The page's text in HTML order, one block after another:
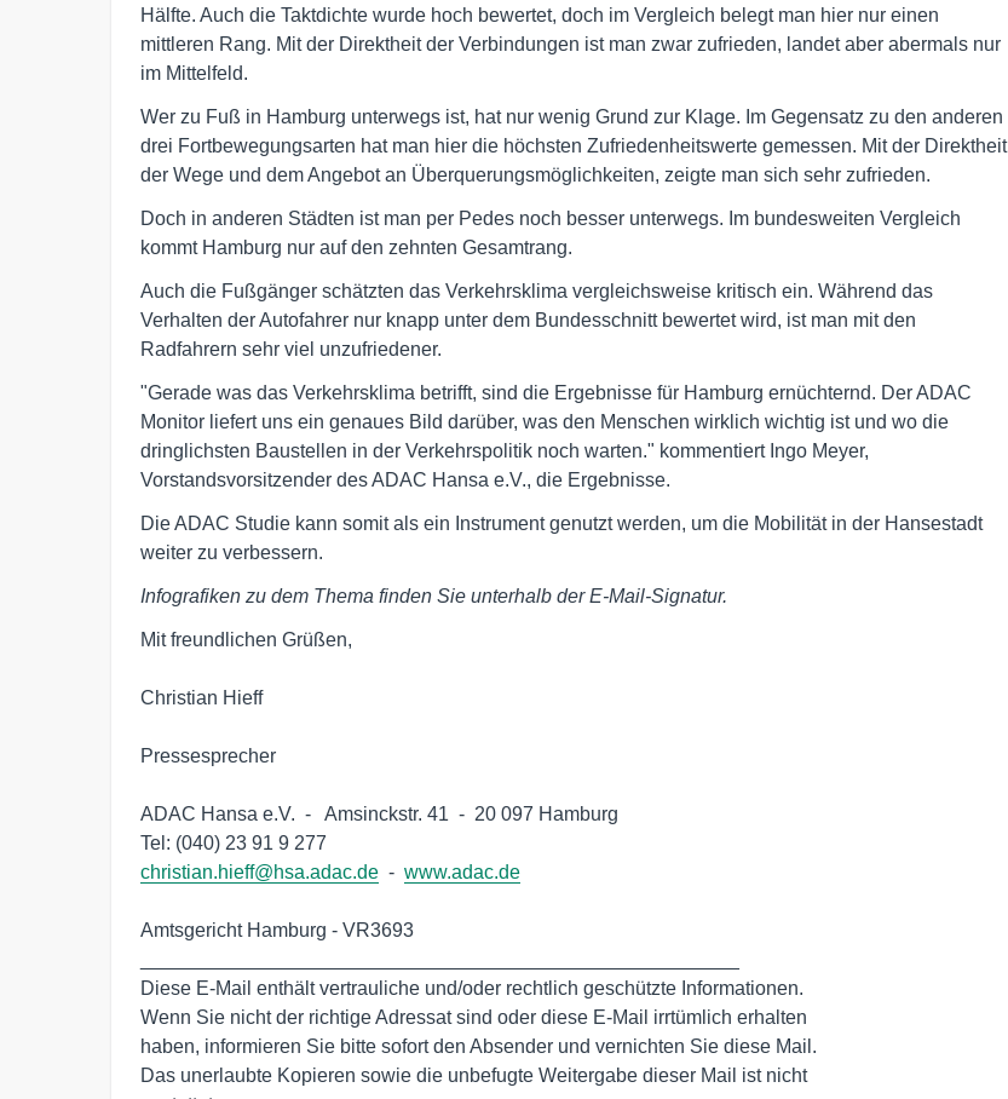
Hälfte. Auch die Taktdichte wurde hoch bewertet, doch im Vergleich belegt man hier nur einen
mittleren Rang. Mit der Direktheit der Verbindungen ist man zwar zufrieden, landet aber abermals nur
im Mittelfeld.
Wer zu Fuß in Hamburg unterwegs ist, hat nur wenig Grund zur Klage. Im Gegensatz zu den anderen
drei Fortbewegungsarten hat man hier die höchsten Zufriedenheitswerte gemessen. Mit der Direktheit
der Wege und dem Angebot an Überquerungsmöglichkeiten, zeigte man sich sehr zufrieden.
Doch in anderen Städten ist man per Pedes noch besser unterwegs. Im bundesweiten Vergleich
kommt Hamburg nur auf den zehnten Gesamtrang.
Auch die Fußgänger schätzten das Verkehrsklima vergleichsweise kritisch ein. Während das
Verhalten der Autofahrer nur knapp unter dem Bundesschnitt bewertet wird, ist man mit den
Radfahrern sehr viel unzufriedener.
"Gerade was das Verkehrsklima betrifft, sind die Ergebnisse für Hamburg ernüchternd. Der ADAC
Monitor liefert uns ein genaues Bild darüber, was den Menschen wirklich wichtig ist und wo die
dringlichsten Baustellen in der Verkehrspolitik noch warten." kommentiert Ingo Meyer,
Vorstandsvorsitzender des ADAC Hansa e.V., die Ergebnisse.
Die ADAC Studie kann somit als ein Instrument genutzt werden, um die Mobilität in der Hansestadt
weiter zu verbessern.
Infografiken zu dem Thema finden Sie unterhalb der E-Mail-Signatur.
Mit freundlichen Grüßen,
Christian Hieff
Pressesprecher
ADAC Hansa e.V.  -   Amsinckstr. 41  -  20 097 Hamburg
christian.hieff@hsa.adac.de
  -
www.adac.de
Amtsgericht Hamburg - VR3693
Diese E-Mail enthält vertrauliche und/oder rechtlich geschützte Informationen.
Wenn Sie nicht der richtige Adressat sind oder diese E-Mail irrtümlich erhalten
haben, informieren Sie bitte sofort den Absender und vernichten Sie diese Mail.
Das unerlaubte Kopieren sowie die unbefugte Weitergabe dieser Mail ist nicht